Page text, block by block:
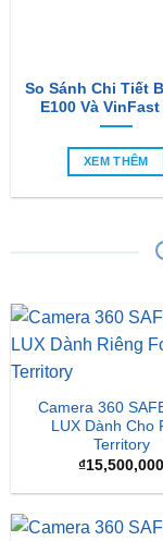
So Sánh Chi Tiết
E100 Và VinFast
XEM THÊM
Camera 360
LUX Dành Cho
Territory
₫15,500,000